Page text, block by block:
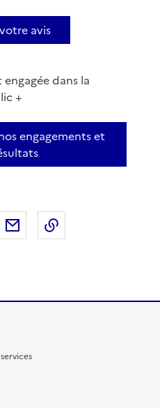
avis
engagée dans la
+
engagements et
X sur LinkedIn
Partager par email